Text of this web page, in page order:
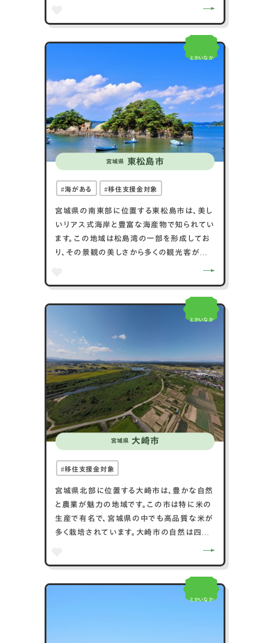
も多く、地元の伝統文化に触れることができ
ます。地域の祭りやイベントも盛んで、訪れる
人々に地域の魅力を伝えています。自然と文
化が調和する栗原市は、訪問者にとって魅力
的な癒しの地です。
宮城県 東松島市
とかいなか
海がある 移住支援金対象
宮城県の南東部に位置する東松島市は、美し
いリアス式海岸と豊富な海産物で知られてい
ます。この地域は松島湾の一部を形成してお
り、その景観の美しさから多くの観光客が訪
では、牡蠣や海苔などの養殖が盛んで、これ
らの高品質な海産物を地元のレストランで味
わうことができます。また、市は2011年の大震
災からの復興を遂げ、新たな観光施設や公共
施設が整備されています。自然の美しさと新
しい生活の復興が同時に進む東松島市は、訪
れる人々に多様な魅力を提供しています。
宮城県 大崎市
とかいなか
移住支援金対象
宮城県北部に位置する大崎市は、豊かな自然
と農業が魅力の地域です。この市は特に米の
生産で有名で、宮城県の中でも高品質な米が
多く栽培されています。大崎市の自然は四季
に人気のスポットです。歴史的な寺社も多く、
地域の文化や歴史に触れることができるのも
とかいなか